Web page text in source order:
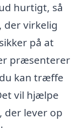
hurtigt, så
der virkelig
på at
præsenterer
kan træffe
vil hjælpe
der lever op